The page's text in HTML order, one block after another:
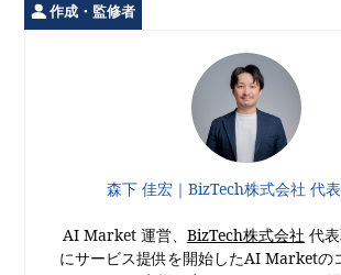
作成・監修者
森下 佳宏｜BizTech株式会社 代
AI Market 運営、 BizTech株式会社 代
にサービス提供を開始したAI Marketの